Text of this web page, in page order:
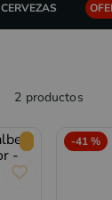
CERVEZAS
2 productos
-41 %